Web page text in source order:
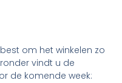
om het winkelen zo
vindt u de
de komende week: